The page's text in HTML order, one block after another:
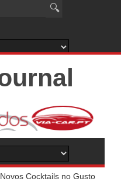
Novos Cocktails no Gusto